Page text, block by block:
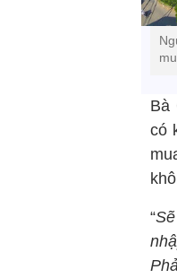
Bà
có
“